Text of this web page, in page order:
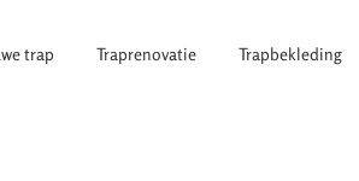
trap Traprenovatie Trapbekleding